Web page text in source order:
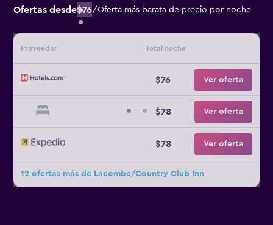
Ofertas desde$76/Oferta más barata de precio por noche
Proveedor Total noche
$76 Ver oferta
$78 Ver oferta
$78 Ver oferta
12 ofertas más de Lacombe/Country Club Inn